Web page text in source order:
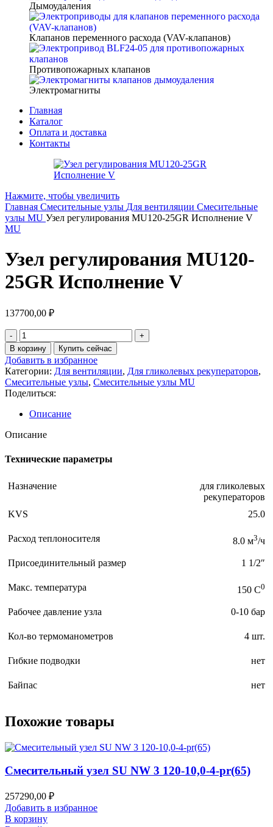
Дымоудаления
Клапанов переменного расхода (VAV-клапанов)
Противопожарных клапанов
Электромагниты
Главная
Каталог
Оплата и доставка
Контакты
Нажмите, чтобы увеличить
Главная Смесительные узлы Для вентиляции Смесительные
узлы MU Узел регулирования MU120-25GR Исполнение V
MU
Узел регулирования MU120-
25GR Исполнение V
137700,00 ₽
В корзину Купить сейчас
Добавить в избранное
Категории: Для вентиляции, Для гликолевых рекуператоров,
Смесительные узлы, Смесительные узлы MU
Поделиться:
Описание
Описание
Технические параметры
Назначение
для гликолевых
рекуператоров
KVS
25.0
Расход теплоносителя 8.0 м3/ч
Присоединительный размер 1 1/2″
Макс. температура 150 C0
Рабочее давление узла 0-10 бар
Кол-во термоманометров 4 шт.
Гибкие подводки нет
Байпас нет
Похожие товары
Смесительный узел SU NW 3 120-10,0-4-pr(65)
257290,00 ₽
Добавить в избранное
В корзину